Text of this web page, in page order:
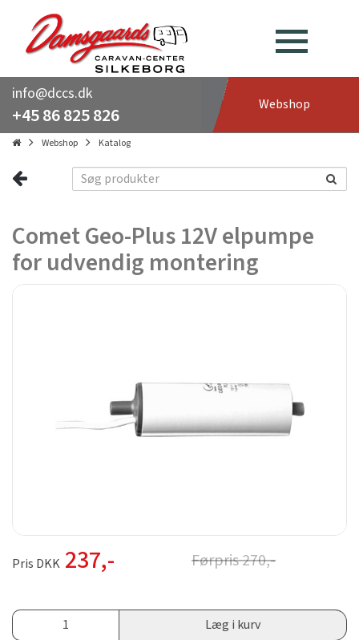
info@dccs.dk
+45 86 825 826 Webshop
Webshop Katalog
Comet Geo-Plus 12V elpumpe
for udvendig montering
Pris DKK 237,- Førpris270,-
Læg i kurv